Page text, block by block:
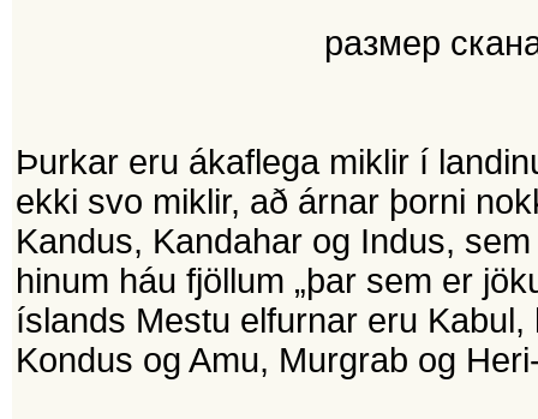
размер
Þurkar eru ákaflega miklir í
ekki svo miklir, að árnar þorni
Kandus, Kandahar og Indus,
hinum háu fjöllum „þar sem er
íslands Mestu elfurnar eru
Kondus og Amu, Murgrab og